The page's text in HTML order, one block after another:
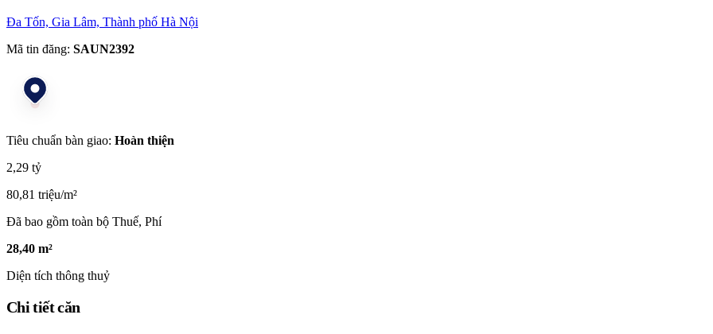
Đa Tốn, Gia Lâm, Thành phố Hà Nội
Mã tin đăng: SAUN2392
Tiêu chuẩn bàn giao: Hoàn thiện
2,29 tỷ
80,81 triệu/m²
Đã bao gồm toàn bộ Thuế, Phí
28,40 m²
Diện tích thông thuỷ
Chi tiết căn